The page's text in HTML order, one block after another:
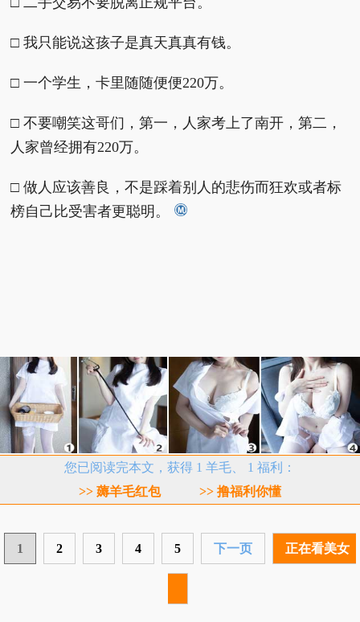
□ 我只能说这孩子是真天真真有钱。
□ 一个学生，卡里随随便便220万。
□ 不要嘲笑这哥们，第一，人家考上了南开，第二，
人家曾经拥有220万。
□ 做人应该善良，不是踩着别人的悲伤而狂欢或者标
榜自己比受害者更聪明。
您已阅读完本文，获得 1 羊毛、 1 福利：
>> 薅羊毛红包
>> 撸福利你懂
1 2 3 4 5 下一页 正在看美女